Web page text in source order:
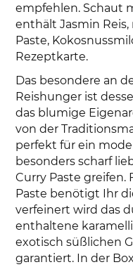
empfehlen. Schaut
enthält Jasmin
Paste,
Rezeptkarte.
Das besondere an
Reishunger ist
das blumige
von der
perfekt für ein
besonders scharf
Curry Paste greifen.
Paste benötigt Ihr
verfeinert wird das
enthaltene
exotisch süßlichen
garantiert. In der